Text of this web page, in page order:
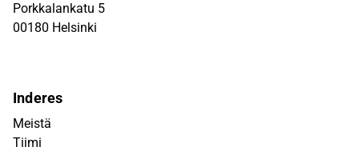
Porkkalankatu 5
00180 Helsinki
Inderes
Meistä
Tiimi